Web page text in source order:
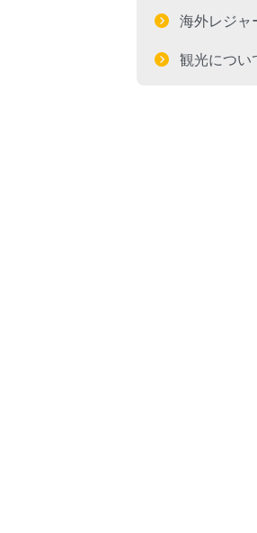
海外レジャ
観光につい